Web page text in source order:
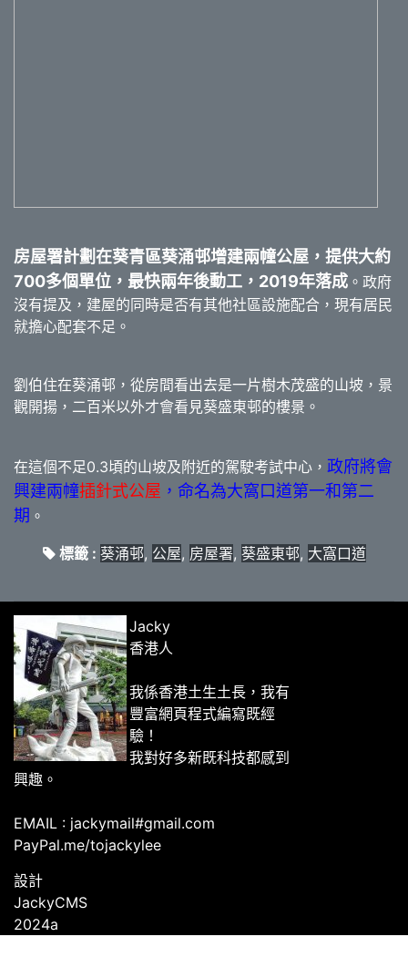
房屋署計劃在葵青區葵涌邨增建兩幢公屋，提供大約
700多個單位，最快兩年後動工，2019年落成 。政府
沒有提及，建屋的同時是否有其他社區設施配合，現有居民
就擔心配套不足。
劉伯住在葵涌邨，從房間看出去是一片樹木茂盛的山坡，景
觀開揚，二百米以外才會看見葵盛東邨的樓景。
在這個不足0.3頃的山坡及附近的駕駛考試中心， 政府將會
興建兩幢插針式公屋 ，命名為大窩口道第一和第二
期 。
標籤 : 葵涌邨, 公屋, 房屋署, 葵盛東邨, 大窩口道
Jacky
香港人
我係香港土生土長，我有
豐富網頁程式編寫既經
驗！
我對好多新既科技都感到
興趣。
EMAIL : jackymail#gmail.com
PayPal.me/tojackylee
設計
JackyCMS
2024a